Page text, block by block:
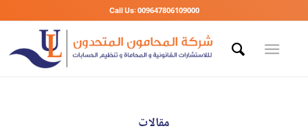
Call Us: 009647806109000
مقالات